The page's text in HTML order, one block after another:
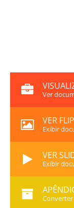
Ver
VER
Exibir
VER
Exibir